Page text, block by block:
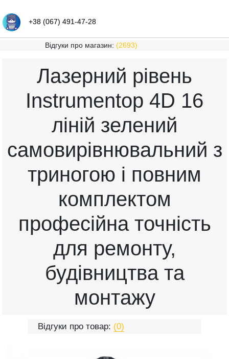
+38 (067) 491-47-28
Відгуки про магазин: (2693)
Лазерний рівень
Instrumentop 4D 16
ліній зелений
самовирівнювальний з
триногою і повним
комплектом
професійна точність
для ремонту,
будівництва та
монтажу
Відгуки про товар: (0)